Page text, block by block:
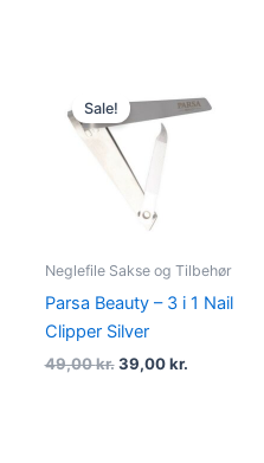
Sale!
Neglefile Sakse og Tilbehør
Parsa Beauty – 3 i 1 Nail
Clipper Silver
49,00kr.
price
was:
49,00 kr..
39,00kr.
price
is: